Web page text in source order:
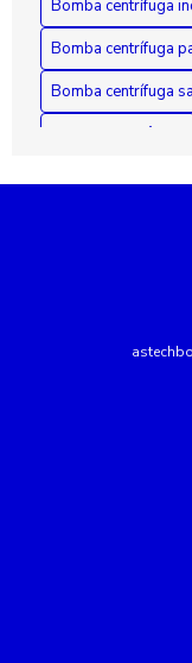
Bomba centrífuga
Bomba centrífuga
Bomba centrífuga
Conserto de
Empresa de
Empresa de
Empresa
Fazer Manutenção